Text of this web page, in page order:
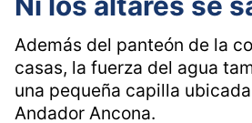
Erik López | LSR